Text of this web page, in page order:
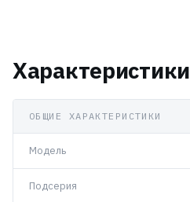
Характеристики
ОБЩИЕ ХАРАКТЕРИСТИКИ
Модель
Подсерия